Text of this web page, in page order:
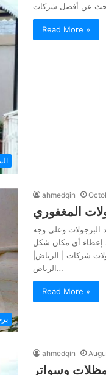
Read More »
ahmedqin
البرجولات وعلى وجه
إعطاء أي مكان شكل
شركات | الرياض|
الرياض…
Read More »
ahmedqin
وسواتر